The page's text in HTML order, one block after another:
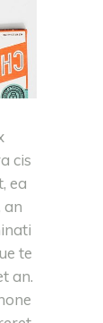
cis
ea
an
te
an.